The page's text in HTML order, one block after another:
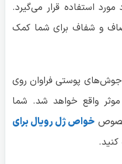
استفاده قرار می‌گیرد.
و شفاف برای شما کمک
جوش‌های پوستی فراوان روی
موثر واقع خواهد شد. شما
خصوص خواص ژل رویال برای
کنید.